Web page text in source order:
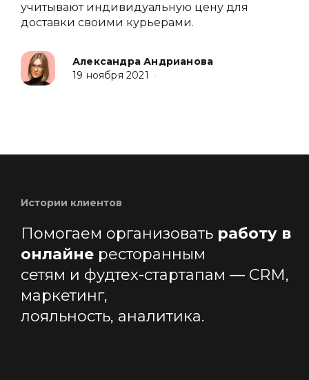
учитывают индивидуальную цену для
доставки своими курьерами.
Александра Андрианова
19 ноября 2021
•
Истории клиентов
Помогаем организовать работу в
онлайне ресторанным
сетям и фудтех-стартапам — CRM,
маркетинг,
лояльность, аналитика.